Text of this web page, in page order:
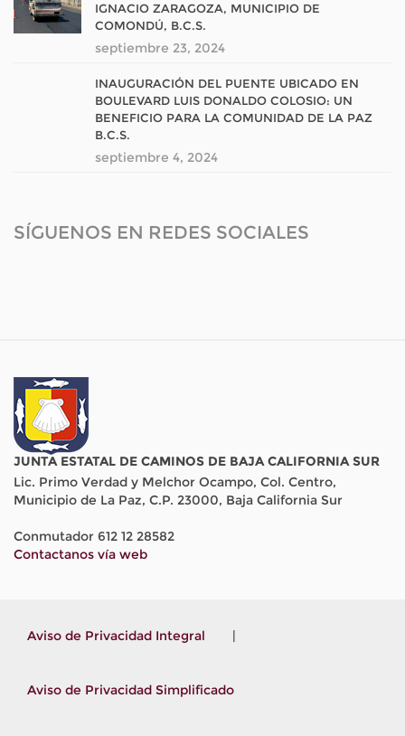
IGNACIO ZARAGOZA, MUNICIPIO DE
COMONDÚ, B.C.S.
septiembre 23, 2024
INAUGURACIÓN DEL PUENTE UBICADO EN
BOULEVARD LUIS DONALDO COLOSIO: UN
BENEFICIO PARA LA COMUNIDAD DE LA PAZ
B.C.S.
septiembre 4, 2024
SÍGUENOS EN REDES SOCIALES
JUNTA ESTATAL DE CAMINOS DE BAJA CALIFORNIA SUR
Lic. Primo Verdad y Melchor Ocampo, Col. Centro,
Municipio de La Paz, C.P. 23000, Baja California Sur
Conmutador 612 12 28582
Contactanos vía web
Aviso de Privacidad Integral |
Aviso de Privacidad Simplificado